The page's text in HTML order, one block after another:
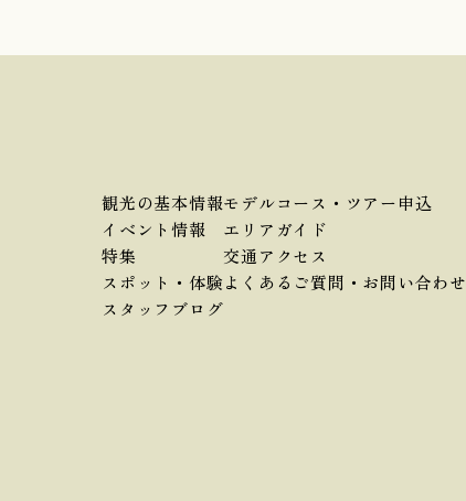
観光の基本情報
イベント情報
特集
スポット・体験
スタッフブログ
モデルコース・ツアー申込
エリアガイド
交通アクセス
よくあるご質問・お問い合わせ